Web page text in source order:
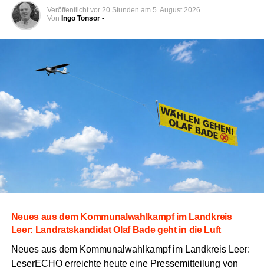
Veröffentlicht vor 20 Stunden am 5. August 2026
Von Ingo Tonsor -
Neu­es aus dem Kom­mu­nal­wahl­kampf im Land­kreis
Leer: Land­rats­kan­di­dat Olaf Bade geht in die Luft
Neu­es aus dem Kom­mu­nal­wahl­kampf im Land­kreis Leer:
Lese­r­ECHO erreich­te heu­te eine Pres­se­mit­tei­lung von